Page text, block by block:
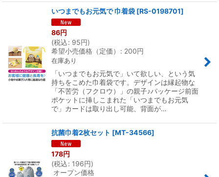
いつまでもお元気で 巾着袋 [RS-0198701]
86円
(税込: 95円)
希望小売価格（定価）
: 200円
在庫あり
「いつまでもお元気で」いて欲しい、という気
持ちをこめた巾着袋です。デザインは縁起物な
「不苦労（フクロウ）」の親子♪パッケージ前面
ポケットに挿しこまれた「いつまでもお元気
で」カードは取り出し可能、背面が…
抗菌巾着2枚セット [MT-34566]
178円
(税込: 196円)
オープン価格